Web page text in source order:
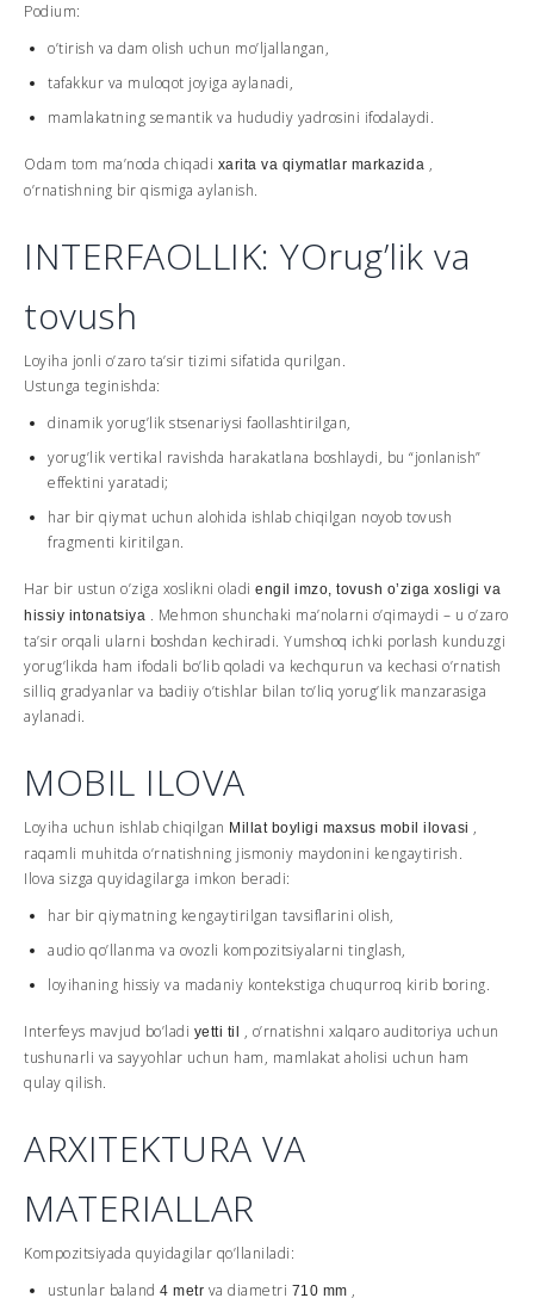
Podium:
o’tirish va dam olish uchun mo’ljallangan,
tafakkur va muloqot joyiga aylanadi,
mamlakatning semantik va hududiy yadrosini ifodalaydi.
Odam tom ma’noda chiqadi xarita va qiymatlar markazida ,
o’rnatishning bir qismiga aylanish.
INTERFAOLLIK: YOrug’lik va
tovush
Loyiha jonli o’zaro ta’sir tizimi sifatida qurilgan.
Ustunga teginishda:
dinamik yorug’lik stsenariysi faollashtirilgan,
yorug’lik vertikal ravishda harakatlana boshlaydi, bu “jonlanish”
effektini yaratadi;
har bir qiymat uchun alohida ishlab chiqilgan noyob tovush
fragmenti kiritilgan.
Har bir ustun o’ziga xoslikni oladi engil imzo, tovush o’ziga xosligi va
hissiy intonatsiya . Mehmon shunchaki ma’nolarni o’qimaydi – u o’zaro
ta’sir orqali ularni boshdan kechiradi. Yumshoq ichki porlash kunduzgi
yorug’likda ham ifodali bo’lib qoladi va kechqurun va kechasi o’rnatish
silliq gradyanlar va badiiy o’tishlar bilan to’liq yorug’lik manzarasiga
aylanadi.
MOBIL ILOVA
Loyiha uchun ishlab chiqilgan Millat boyligi maxsus mobil ilovasi ,
raqamli muhitda o’rnatishning jismoniy maydonini kengaytirish.
Ilova sizga quyidagilarga imkon beradi:
har bir qiymatning kengaytirilgan tavsiflarini olish,
audio qo’llanma va ovozli kompozitsiyalarni tinglash,
loyihaning hissiy va madaniy kontekstiga chuqurroq kirib boring.
Interfeys mavjud bo’ladi yetti til
, o’rnatishni xalqaro auditoriya uchun
tushunarli va sayyohlar uchun ham, mamlakat aholisi uchun ham
qulay qilish.
ARXITEKTURA VA
MATERIALLAR
Kompozitsiyada quyidagilar qo’llaniladi:
ustunlar baland 4 metr va diametri 710 mm ,